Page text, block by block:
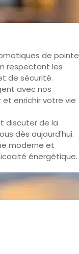
de pointe
respectant les
de sécurité.
avec nos
enrichir votre vie
discuter de la
dès aujourd'hui.
moderne et
énergétique.